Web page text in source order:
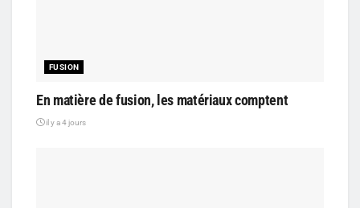
FUSION
En matière de fusion, les matériaux comptent
il y a 4 jours